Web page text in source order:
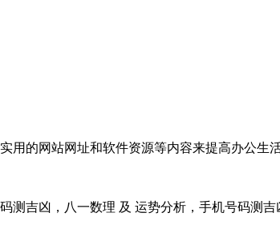
的网站网址和软件资源等内容来提高办公生
测吉凶，八一数理 及 运势分析，手机号码测